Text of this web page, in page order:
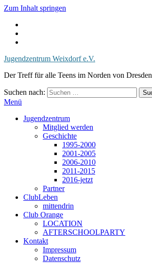
Zum Inhalt springen
Jugendzentrum Weixdorf e.V.
Der Treff für alle Teens im Norden von Dresden
Suchen nach:
Menü
Jugendzentrum
Mitglied werden
Geschichte
1995-2000
2001-2005
2006-2010
2011-2015
2016-jetzt
Partner
ClubLeben
mittendrin
Club Orange
LOCATION
AFTERSCHOOLPARTY
Kontakt
Impressum
Datenschutz